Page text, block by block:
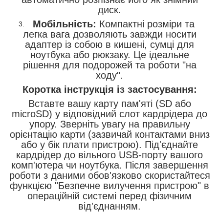
диск.
Мобільність: Компактні розміри та
легка вага дозволяють завжди носити
адаптер із собою в кишені, сумці для
ноутбука або рюкзаку. Це ідеальне
рішення для подорожей та роботи "на
ходу".
Коротка інструкція із застосування:
Вставте вашу карту пам'яті (SD або
microSD) у відповідний слот кардрідера до
упору. Зверніть увагу на правильну
орієнтацію карти (зазвичай контактами вниз
або у бік плати пристрою). Під'єднайте
кардрідер до вільного USB-порту вашого
комп'ютера чи ноутбука. Після завершення
роботи з даними обов'язково скористайтеся
функцією "Безпечне вилучення пристрою" в
операційній системі перед фізичним
від'єднанням.